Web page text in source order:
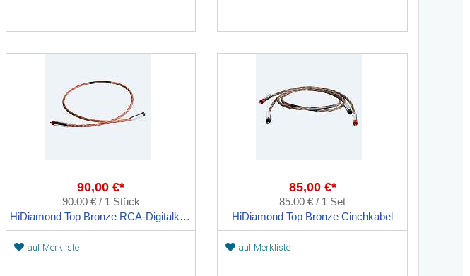
90,00 €*
90.00 € / 1 Stück
HiDiamond Top Bronze RCA-Digitalkabel
auf Merkliste
85,00 €*
85.00 € / 1 Set
HiDiamond Top Bronze Cinchkabel
auf Merkliste